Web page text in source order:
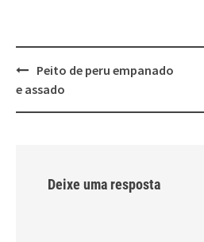
Post
navigation
Peito de peru empanado
e assado
Deixe uma resposta